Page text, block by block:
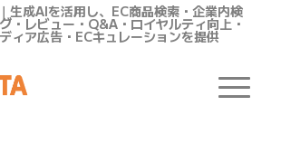
生成AIを活用し、EC商品検索・企業内検
・レビュー・Q&A・ロイヤルティ向上・
ィア広告・ECキュレーションを提供